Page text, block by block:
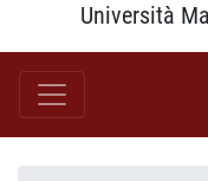
Università